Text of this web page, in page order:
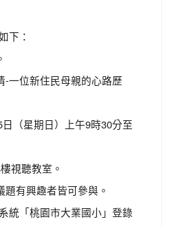
下：
-一位新住民母親的心路歷
（星期日）上午9時30分至
視聽教室。
有興趣者皆可參與。
統「桃園市大業國小」登錄